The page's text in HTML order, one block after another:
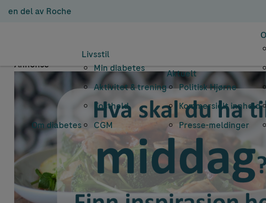
en del av Roche
Om diabetes
Livsstil
Min diabetes
Aktivitet & trening
Kosthold
CGM
Aktuelt
Politisk Hjørne
Kommersielt innhold
Presse-meldinger
Annonse